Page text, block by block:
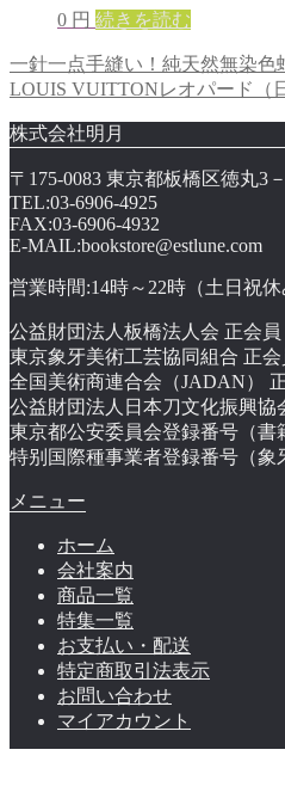
0 円 続きを読む
一針一点手縫い！純天然無染色
LOUIS VUITTONレオパード（
株式会社明月
〒175-0083 東京都板橋区徳丸3
TEL:03-6906-4925
FAX:03-6906-4932
E-MAIL:bookstore@estlune.com
営業時間:14時～22時（土日祝休
公益財団法人板橋法人会 正会員
東京象牙美術工芸協同組合 正会
全国美術商連合会（JADAN）
公益財団法人日本刀文化振興協
東京都公安委員会登録番号（書
特别国際種事業者登録番号（象
メニュー
ホーム
会社案内
商品一覧
特集一覧
お支払い・配送
特定商取引法表示
お問い合わせ
マイアカウント